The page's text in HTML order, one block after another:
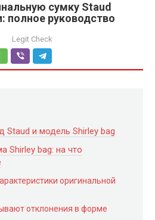
сумку Staud
полное руководство
Legit Check
Staud и модель Shirley bag
Shirley bag: на что
оригинальной
отклонения в форме